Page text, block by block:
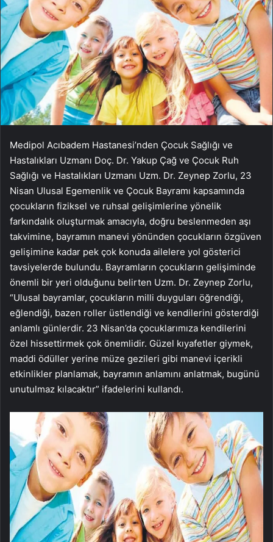
Medipol Acıbadem Hastanesi’nden Çocuk Sağlığı ve
Hastalıkları Uzmanı Doç. Dr. Yakup Çağ ve Çocuk Ruh
Sağlığı ve Hastalıkları Uzmanı Uzm. Dr. Zeynep Zorlu, 23
Nisan Ulusal Egemenlik ve Çocuk Bayramı kapsamında
çocukların fiziksel ve ruhsal gelişimlerine yönelik
farkındalık oluşturmak amacıyla, doğru beslenmeden aşı
takvimine, bayramın manevi yönünden çocukların özgüven
gelişimine kadar pek çok konuda ailelere yol gösterici
tavsiyelerde bulundu. Bayramların çocukların gelişiminde
önemli bir yeri olduğunu belirten Uzm. Dr. Zeynep Zorlu,
“Ulusal bayramlar, çocukların milli duyguları öğrendiği,
eğlendiği, bazen roller üstlendiği ve kendilerini gösterdiği
anlamlı günlerdir. 23 Nisan’da çocuklarımıza kendilerini
özel hissettirmek çok önemlidir. Güzel kıyafetler giymek,
maddi ödüller yerine müze gezileri gibi manevi içerikli
etkinlikler planlamak, bayramın anlamını anlatmak, bugünü
unutulmaz kılacaktır” ifadelerini kullandı.